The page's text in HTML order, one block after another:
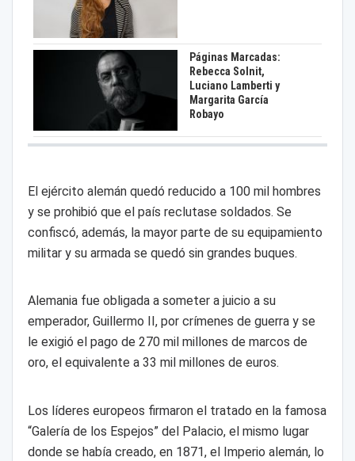
Páginas Marcadas:
Rebecca Solnit,
Luciano Lamberti y
Margarita García
Robayo
El ejército alemán quedó reducido a 100 mil hombres
y se prohibió que el país reclutase soldados. Se
confiscó, además, la mayor parte de su equipamiento
militar y su armada se quedó sin grandes buques.
Alemania fue obligada a someter a juicio a su
emperador, Guillermo II, por crímenes de guerra y se
le exigió el pago de 270 mil millones de marcos de
oro, el equivalente a 33 mil millones de euros.
Los líderes europeos firmaron el tratado en la famosa
“Galería de los Espejos” del Palacio, el mismo lugar
donde se había creado, en 1871, el Imperio alemán, lo